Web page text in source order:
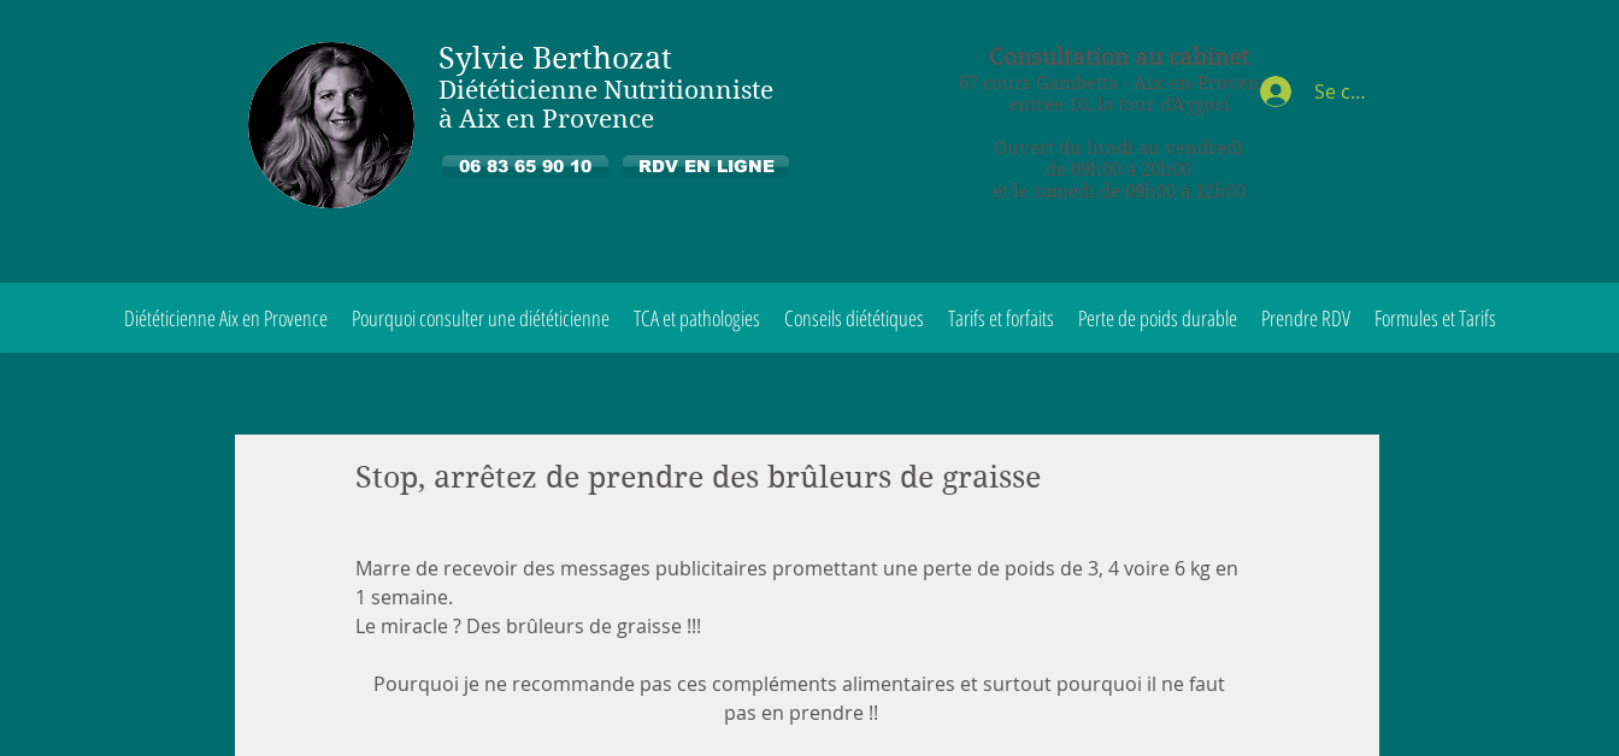
Sylvie Berthozat
Diététicienne Nutritionniste
à Aix en Provence
RDV EN LIGNE
06 83 65 90 10
Consultation au cabinet
67 cours Gambetta - Aix-en-Provence
entrée 10, la tour d'Aygosi
Ouvert du lundi au vendredi
de 09h00 à 20h00
et le samedi de 09h00 à 12h00
Se connecter
Diététicienne Aix en Provence Pourquoi consulter une diététicienne TCA et pathologies Conseils diététiques Tarifs et forfaits Perte de poids durable Prendre RDV Formules et Tarifs
Stop, arrêtez de prendre des brûleurs de graisse
Marre de recevoir des messages publicitaires promettant une perte de poids de 3, 4 voire 6 kg en
1 semaine.
Le miracle ? Des brûleurs de graisse !!!
Pourquoi je ne recommande pas ces compléments alimentaires et surtout pourquoi il ne faut
pas en prendre !!